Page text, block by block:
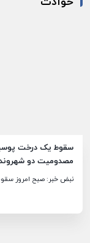
سقوط یک درخت
مصدومیت دو
نبض خبر: صبح امروز